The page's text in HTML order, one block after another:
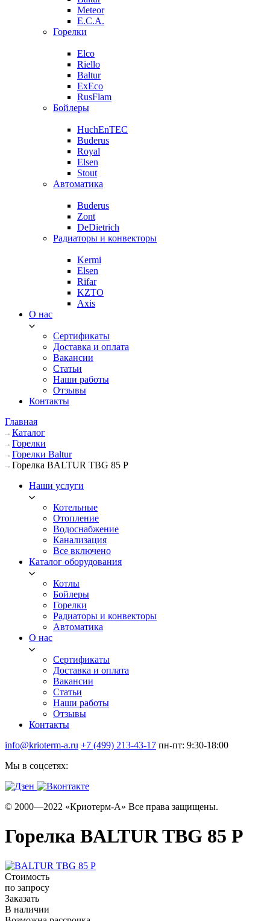
Meteor
E.C.A.
Горелки
Elco
Riello
Baltur
ExEco
RusFlam
Бойлеры
HuchEnTEC
Buderus
Royal
Elsen
Stout
Автоматика
Buderus
Zont
DeDietrich
Радиаторы и конвекторы
Kermi
Elsen
Rifar
KZTO
Axis
О нас
Сертификаты
Доставка и оплата
Вакансии
Статьи
Наши работы
Отзывы
Контакты
Главная
Каталог
Горелки
Горелки Baltur
Горелка BALTUR TBG 85 P
Наши услуги
Котельные
Отопление
Водоснабжение
Канализация
Все включено
Каталог оборудования
Котлы
Бойлеры
Горелки
Радиаторы и конвекторы
Автоматика
О нас
Сертификаты
Доставка и оплата
Вакансии
Статьи
Наши работы
Отзывы
Контакты
info@krioterm-a.ru +7 (499) 213-43-17 пн-пт: 9:30-18:00
Мы в соцсетях:
© 2000—2022 «Криотерм-А» Все права защищены.
Горелка BALTUR TBG 85 P
Стоимость
по запросу
Заказать
В наличии